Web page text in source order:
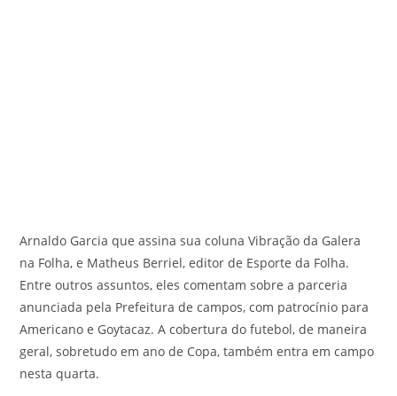
Arnaldo Garcia que assina sua coluna Vibração da Galera
na Folha, e Matheus Berriel, editor de Esporte da Folha.
Entre outros assuntos, eles comentam sobre a parceria
anunciada pela Prefeitura de campos, com patrocínio para
Americano e Goytacaz. A cobertura do futebol, de maneira
geral, sobretudo em ano de Copa, também entra em campo
nesta quarta.